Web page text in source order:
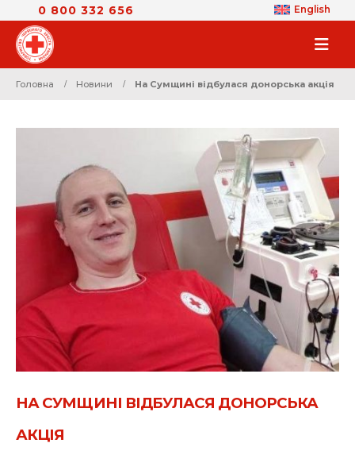
0 800 332 656 English
Головна Новини На Сумщині відбулася донорська акція
НА СУМЩИНІ ВІДБУЛАСЯ ДОНОРСЬКА
АКЦІЯ